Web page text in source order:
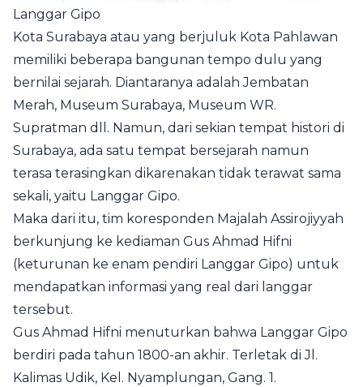
Langgar Gipo
Kota Surabaya atau yang berjuluk Kota Pahlawan
memiliki beberapa bangunan tempo dulu yang
bernilai sejarah. Diantaranya adalah Jembatan
Merah, Museum Surabaya, Museum WR.
Supratman dll. Namun, dari sekian tempat histori di
Surabaya, ada satu tempat bersejarah namun
terasa terasingkan dikarenakan tidak terawat sama
sekali, yaitu Langgar Gipo.
Maka dari itu, tim koresponden Majalah Assirojiyyah
berkunjung ke kediaman Gus Ahmad Hifni
(keturunan ke enam pendiri Langgar Gipo) untuk
mendapatkan informasi yang real dari langgar
tersebut.
Gus Ahmad Hifni menuturkan bahwa Langgar Gipo
berdiri pada tahun 1800-an akhir. Terletak di Jl.
Kalimas Udik, Kel. Nyamplungan, Gang. 1.